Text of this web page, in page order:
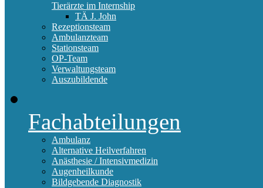
Tierärzte im Internship
TÄ J. John
Rezeptionsteam
Ambulanzteam
Stationsteam
OP-Team
Verwaltungsteam
Auszubildende
Fachabteilungen
Ambulanz
Alternative Heilverfahren
Anästhesie / Intensivmedizin
Augenheilkunde
Bildgebende Diagnostik